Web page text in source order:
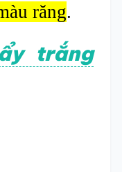
răng.
trắng